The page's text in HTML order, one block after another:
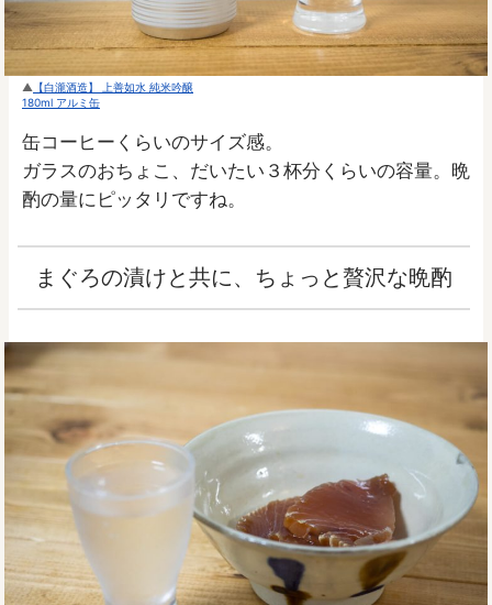
【白瀧酒造】 上善如水 純米吟醸
180ml アルミ缶
缶コーヒーくらいのサイズ感。
ガラスのおちょこ、だいたい３杯分くらいの容量。晩
酌の量にピッタリですね。
まぐろの漬けと共に、ちょっと贅沢な晩酌